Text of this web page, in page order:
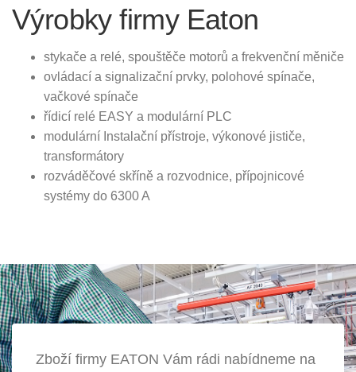
Výrobky firmy Eaton
stykače a relé, spouštěče motorů a frekvenční měniče
ovládací a signalizační prvky, polohové spínače,
vačkové spínače
řídicí relé EASY a modulární PLC
modulární Instalační přístroje, výkonové jističe,
transformátory
rozváděčové skříně a rozvodnice, přípojnicové
systémy do 6300 A
Zboží firmy EATON Vám rádi nabídneme na